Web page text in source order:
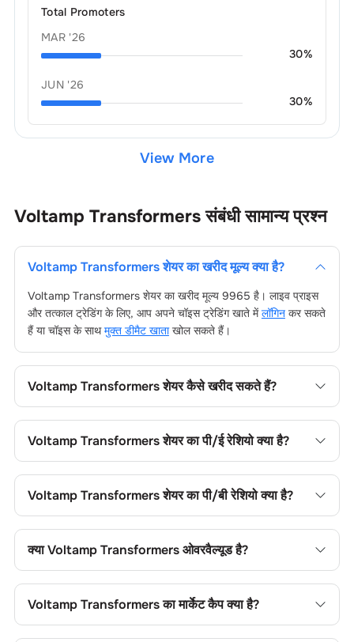
Total Promoters
MAR '26
30%
JUN '26
30%
View More
Voltamp Transformers संबंधी सामान्य प्रश्न
Voltamp Transformersशेयर का खरीद मूल्य क्या है?
Voltamp Transformersशेयर का खरीद मूल्य 9965 है। लाइव प्राइस
और तत्काल ट्रेडिंग के लिए, आप अपने चॉइस ट्रेडिंग खाते मेंलॉगिनकर सकते
हैं या चॉइस के साथमुक्त डीमैट खाताखोल सकते हैं।
Voltamp Transformersशेयर कैसे खरीद सकते हैं?
में लॉगिन करें, या चॉइस डीमैट खाता खोल, फिर फंड जोड़ें, कंपनी का नाम
खोजें, अपना ऑर्डर टाइप चुनें और ट्रेड प्लेस करें।
Voltamp Transformersशेयर का पी/ई रेशियो क्या है?
आप सापेक्ष मूल्यांकन के लिए इसकी तुलना सेक्टर के औसत से कर सकते हैं।
Voltamp Transformersशेयर का पी/बी रेशियो क्या है?
यह शेयर के मूल्य की तुलना उसकी बुक वैल्यू से करने में उपयोगी है।
क्याVoltamp Transformersओवरवैल्यूड है?
है। यह शेयर के मूल्य की तुलना उसकी बुक वैल्यू से करने में उपयोगी है।
Voltamp Transformersका मार्केट कैप क्या है?